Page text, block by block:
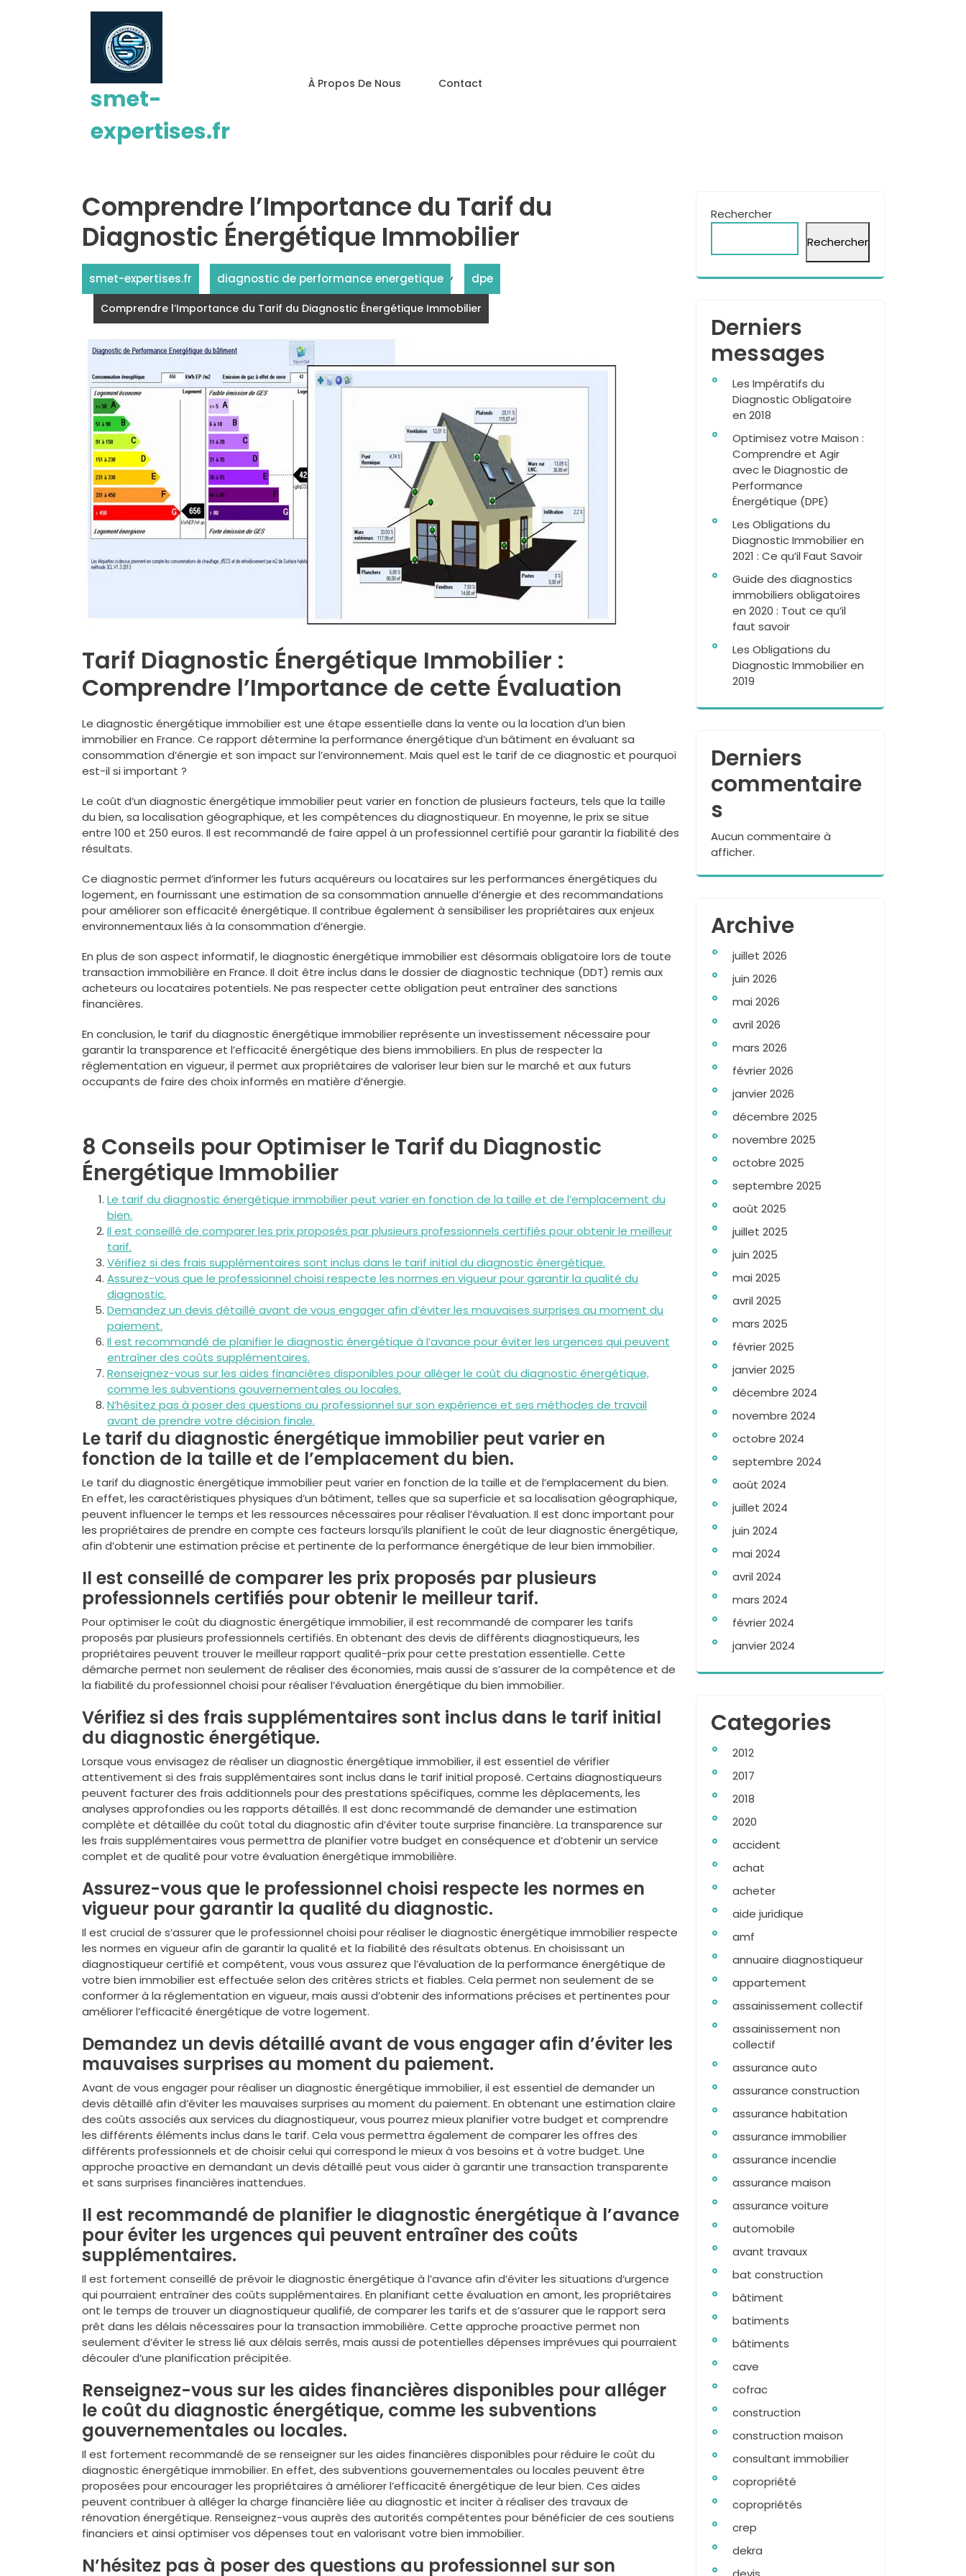
smet-
expertises.fr
À Propos De Nous Contact
Comprendre l’Importance du Tarif du
Diagnostic Énergétique Immobilier
smet-expertises.fr diagnostic de performance energetique , dpe
Comprendre l’Importance du Tarif du Diagnostic Énergétique Immobilier
Tarif Diagnostic Énergétique Immobilier :
Comprendre l’Importance de cette Évaluation
Le diagnostic énergétique immobilier est une étape essentielle dans la vente ou la location d’un bien
immobilier en France. Ce rapport détermine la performance énergétique d’un bâtiment en évaluant sa
consommation d’énergie et son impact sur l’environnement. Mais quel est le tarif de ce diagnostic et pourquoi
est-il si important ?
Le coût d’un diagnostic énergétique immobilier peut varier en fonction de plusieurs facteurs, tels que la taille
du bien, sa localisation géographique, et les compétences du diagnostiqueur. En moyenne, le prix se situe
entre 100 et 250 euros. Il est recommandé de faire appel à un professionnel certifié pour garantir la fiabilité des
résultats.
Ce diagnostic permet d’informer les futurs acquéreurs ou locataires sur les performances énergétiques du
logement, en fournissant une estimation de sa consommation annuelle d’énergie et des recommandations
pour améliorer son efficacité énergétique. Il contribue également à sensibiliser les propriétaires aux enjeux
environnementaux liés à la consommation d’énergie.
En plus de son aspect informatif, le diagnostic énergétique immobilier est désormais obligatoire lors de toute
transaction immobilière en France. Il doit être inclus dans le dossier de diagnostic technique (DDT) remis aux
acheteurs ou locataires potentiels. Ne pas respecter cette obligation peut entraîner des sanctions
financières.
En conclusion, le tarif du diagnostic énergétique immobilier représente un investissement nécessaire pour
garantir la transparence et l’efficacité énergétique des biens immobiliers. En plus de respecter la
réglementation en vigueur, il permet aux propriétaires de valoriser leur bien sur le marché et aux futurs
occupants de faire des choix informés en matière d’énergie.
8 Conseils pour Optimiser le Tarif du Diagnostic
Énergétique Immobilier
Le tarif du diagnostic énergétique immobilier peut varier en fonction de la taille et de l’emplacement du
bien.
Il est conseillé de comparer les prix proposés par plusieurs professionnels certifiés pour obtenir le meilleur
tarif.
Vérifiez si des frais supplémentaires sont inclus dans le tarif initial du diagnostic énergétique.
Assurez-vous que le professionnel choisi respecte les normes en vigueur pour garantir la qualité du
diagnostic.
Demandez un devis détaillé avant de vous engager afin d’éviter les mauvaises surprises au moment du
paiement.
Il est recommandé de planifier le diagnostic énergétique à l’avance pour éviter les urgences qui peuvent
entraîner des coûts supplémentaires.
Renseignez-vous sur les aides financières disponibles pour alléger le coût du diagnostic énergétique,
comme les subventions gouvernementales ou locales.
N’hésitez pas à poser des questions au professionnel sur son expérience et ses méthodes de travail
avant de prendre votre décision finale.
Le tarif du diagnostic énergétique immobilier peut varier en
fonction de la taille et de l’emplacement du bien.
Le tarif du diagnostic énergétique immobilier peut varier en fonction de la taille et de l’emplacement du bien.
En effet, les caractéristiques physiques d’un bâtiment, telles que sa superficie et sa localisation géographique,
peuvent influencer le temps et les ressources nécessaires pour réaliser l’évaluation. Il est donc important pour
les propriétaires de prendre en compte ces facteurs lorsqu’ils planifient le coût de leur diagnostic énergétique,
afin d’obtenir une estimation précise et pertinente de la performance énergétique de leur bien immobilier.
Il est conseillé de comparer les prix proposés par plusieurs
professionnels certifiés pour obtenir le meilleur tarif.
Pour optimiser le coût du diagnostic énergétique immobilier, il est recommandé de comparer les tarifs
proposés par plusieurs professionnels certifiés. En obtenant des devis de différents diagnostiqueurs, les
propriétaires peuvent trouver le meilleur rapport qualité-prix pour cette prestation essentielle. Cette
démarche permet non seulement de réaliser des économies, mais aussi de s’assurer de la compétence et de
la fiabilité du professionnel choisi pour réaliser l’évaluation énergétique du bien immobilier.
Vérifiez si des frais supplémentaires sont inclus dans le tarif initial
du diagnostic énergétique.
Lorsque vous envisagez de réaliser un diagnostic énergétique immobilier, il est essentiel de vérifier
attentivement si des frais supplémentaires sont inclus dans le tarif initial proposé. Certains diagnostiqueurs
peuvent facturer des frais additionnels pour des prestations spécifiques, comme les déplacements, les
analyses approfondies ou les rapports détaillés. Il est donc recommandé de demander une estimation
complète et détaillée du coût total du diagnostic afin d’éviter toute surprise financière. La transparence sur
les frais supplémentaires vous permettra de planifier votre budget en conséquence et d’obtenir un service
complet et de qualité pour votre évaluation énergétique immobilière.
Assurez-vous que le professionnel choisi respecte les normes en
vigueur pour garantir la qualité du diagnostic.
Il est crucial de s’assurer que le professionnel choisi pour réaliser le diagnostic énergétique immobilier respecte
les normes en vigueur afin de garantir la qualité et la fiabilité des résultats obtenus. En choisissant un
diagnostiqueur certifié et compétent, vous vous assurez que l’évaluation de la performance énergétique de
votre bien immobilier est effectuée selon des critères stricts et fiables. Cela permet non seulement de se
conformer à la réglementation en vigueur, mais aussi d’obtenir des informations précises et pertinentes pour
améliorer l’efficacité énergétique de votre logement.
Demandez un devis détaillé avant de vous engager afin d’éviter les
mauvaises surprises au moment du paiement.
Avant de vous engager pour réaliser un diagnostic énergétique immobilier, il est essentiel de demander un
devis détaillé afin d’éviter les mauvaises surprises au moment du paiement. En obtenant une estimation claire
des coûts associés aux services du diagnostiqueur, vous pourrez mieux planifier votre budget et comprendre
les différents éléments inclus dans le tarif. Cela vous permettra également de comparer les offres des
différents professionnels et de choisir celui qui correspond le mieux à vos besoins et à votre budget. Une
approche proactive en demandant un devis détaillé peut vous aider à garantir une transaction transparente
et sans surprises financières inattendues.
Il est recommandé de planifier le diagnostic énergétique à l’avance
pour éviter les urgences qui peuvent entraîner des coûts
supplémentaires.
Il est fortement conseillé de prévoir le diagnostic énergétique à l’avance afin d’éviter les situations d’urgence
qui pourraient entraîner des coûts supplémentaires. En planifiant cette évaluation en amont, les propriétaires
ont le temps de trouver un diagnostiqueur qualifié, de comparer les tarifs et de s’assurer que le rapport sera
prêt dans les délais nécessaires pour la transaction immobilière. Cette approche proactive permet non
seulement d’éviter le stress lié aux délais serrés, mais aussi de potentielles dépenses imprévues qui pourraient
découler d’une planification précipitée.
Renseignez-vous sur les aides financières disponibles pour alléger
le coût du diagnostic énergétique, comme les subventions
gouvernementales ou locales.
Il est fortement recommandé de se renseigner sur les aides financières disponibles pour réduire le coût du
diagnostic énergétique immobilier. En effet, des subventions gouvernementales ou locales peuvent être
proposées pour encourager les propriétaires à améliorer l’efficacité énergétique de leur bien. Ces aides
peuvent contribuer à alléger la charge financière liée au diagnostic et inciter à réaliser des travaux de
rénovation énergétique. Renseignez-vous auprès des autorités compétentes pour bénéficier de ces soutiens
financiers et ainsi optimiser vos dépenses tout en valorisant votre bien immobilier.
N’hésitez pas à poser des questions au professionnel sur son
Rechercher
Rechercher
Derniers
messages
Les Impératifs du
Diagnostic Obligatoire
en 2018
Optimisez votre Maison :
Comprendre et Agir
avec le Diagnostic de
Performance
Énergétique (DPE)
Les Obligations du
Diagnostic Immobilier en
2021 : Ce qu’il Faut Savoir
Guide des diagnostics
immobiliers obligatoires
en 2020 : Tout ce qu’il
faut savoir
Les Obligations du
Diagnostic Immobilier en
2019
Derniers
commentaire
s
Aucun commentaire à
afficher.
Archive
juillet 2026
juin 2026
mai 2026
avril 2026
mars 2026
février 2026
janvier 2026
décembre 2025
novembre 2025
octobre 2025
septembre 2025
août 2025
juillet 2025
juin 2025
mai 2025
avril 2025
mars 2025
février 2025
janvier 2025
décembre 2024
novembre 2024
octobre 2024
septembre 2024
août 2024
juillet 2024
juin 2024
mai 2024
avril 2024
mars 2024
février 2024
janvier 2024
Categories
2012
2017
2018
2020
accident
achat
acheter
aide juridique
amf
annuaire diagnostiqueur
appartement
assainissement collectif
assainissement non
collectif
assurance auto
assurance construction
assurance habitation
assurance immobilier
assurance incendie
assurance maison
assurance voiture
automobile
avant travaux
bat construction
bâtiment
batiments
bâtiments
cave
cofrac
construction
construction maison
consultant immobilier
copropriété
copropriétés
crep
dekra